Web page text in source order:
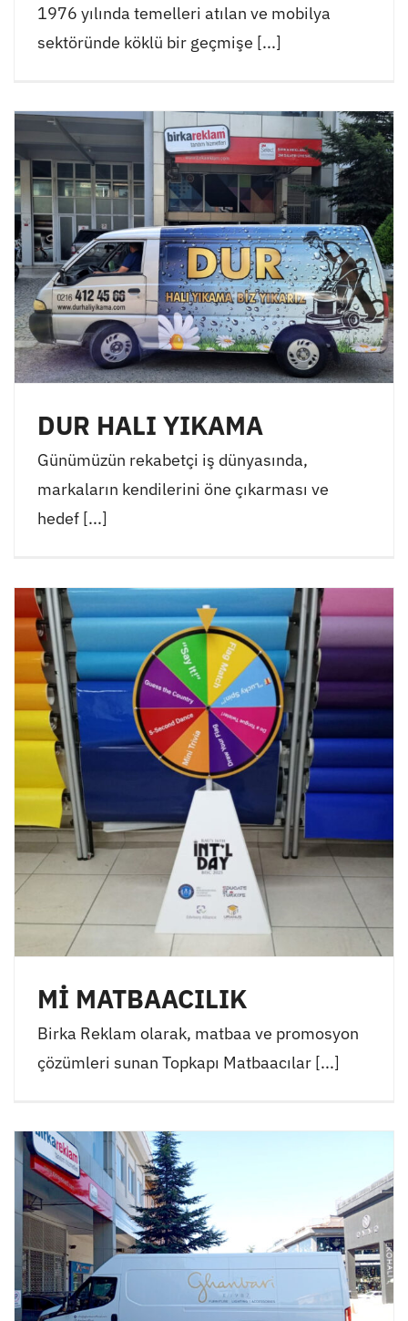
1976 yılında temelleri atılan ve mobilya
sektöründe köklü bir geçmişe [...]
DUR HALI YIKAMA
Günümüzün rekabetçi iş dünyasında,
markaların kendilerini öne çıkarması ve
hedef [...]
Mİ MATBAACILIK
Birka Reklam olarak, matbaa ve promosyon
çözümleri sunan Topkapı Matbaacılar [...]